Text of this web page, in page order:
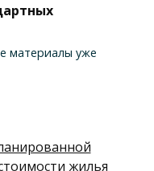
материалы уже